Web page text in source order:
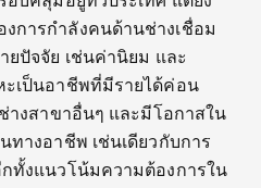
การกำลังคนด้านช่างเชื่อม
ยปัจจัย เช่นค่านิยม และ
เป็นอาชีพที่มีรายได้ค่อน
างสาขาอื่นๆ และมีโอกาสใน
ทางอาชีพ เช่นเดียวกับการ
ทั้งแนวโน้มความต้องการใน